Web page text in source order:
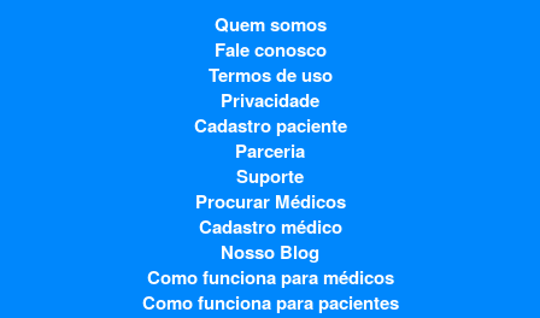
Quem somos
Fale conosco
Termos de uso
Privacidade
Cadastro paciente
Parceria
Suporte
Procurar Médicos
Cadastro médico
Nosso Blog
Como funciona para médicos
Como funciona para pacientes